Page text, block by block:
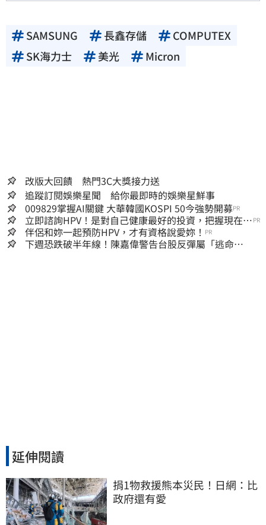
SAMSUNG 長鑫存儲
COMPUTEX
SK海力士
美光 Micron
改版大回饋 熱門3C大獎接力送
追蹤訂閱娛樂星聞 給你最即時的娛樂星鮮事
009829掌握AI關鍵 大華韓國KOSPI 50今強勢開募PR
立即諮詢HPV！是對自己健康最好的投資，把握現在不
嫌晚！
PR
伴侶和妳一起預防HPV，才有資格說愛妳！ PR
下週恐跌破半年線！陳嘉偉警告台股反彈屬「逃命
延伸閱讀
捐1物救援熊本災民！日網：比
政府還有愛